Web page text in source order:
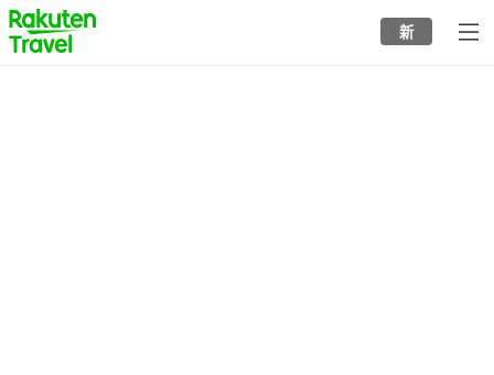
to
top
page
新